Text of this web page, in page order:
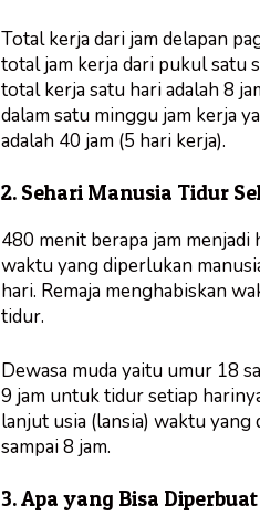
Total kerja dari jam delapan
total jam kerja dari pukul satu
total kerja satu hari adalah 8
dalam satu minggu jam kerja
adalah 40 jam (5 hari kerja).
2. Sehari Manusia Tidur
480 menit berapa jam
waktu yang diperlukan
hari. Remaja menghabiskan
tidur.
Dewasa muda yaitu umur 18
9 jam untuk tidur setiap
lanjut usia (lansia) waktu
sampai 8 jam.
3. Apa yang Bisa